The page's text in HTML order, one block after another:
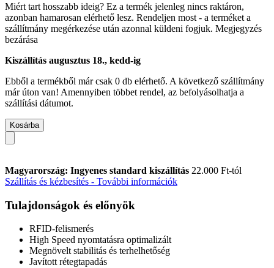
Miért tart hosszabb ideig? Ez a termék jelenleg nincs raktáron,
azonban hamarosan elérhető lesz. Rendeljen most - a terméket a
szállítmány megérkezése után azonnal küldeni fogjuk. Megjegyzés
bezárása
Kiszállítás augusztus 18., kedd-ig
Ebből a termékből már csak 0 db elérhető. A következő szállítmány
már úton van! Amennyiben többet rendel, az befolyásolhatja a
szállítási dátumot.
Kosárba
Magyarország: Ingyenes standard kiszállítás 22.000 Ft-tól
Szállítás és kézbesítés - További információk
Tulajdonságok és előnyök
RFID-felismerés
High Speed nyomtatásra optimalizált
Megnövelt stabilitás és terhelhetőség
Javított rétegtapadás